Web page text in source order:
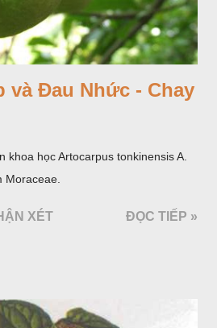
và Đau Nhức - Chay
khoa học Artocarpus tonkinensis A.
Moraceae.
XÉT ĐỌC TIẾP »